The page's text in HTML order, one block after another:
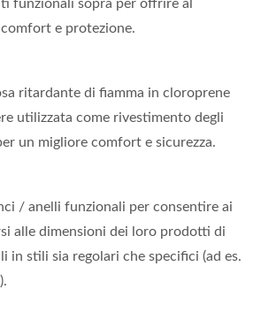
funzionali sopra per offrire al
e protezione.
ritardante di fiamma in cloroprene
utilizzata come rivestimento degli
un migliore comfort e sicurezza.
/ anelli funzionali per consentire ai
alle dimensioni dei loro prodotti di
in stili sia regolari che specifici (ad es.